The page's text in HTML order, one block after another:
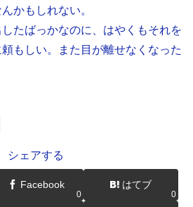
かもしれない。
たばっかなのに、はやくもそれを
もしい。また目が離せなくなった
シェアする
Facebook
0
はてブ
0